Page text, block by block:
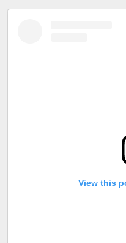
View this